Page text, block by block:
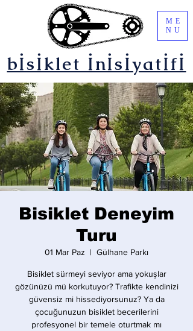
bİsİklet İnİsİyatİfİ
ME
NU
Bisiklet Deneyim
Turu
01 Mar Paz
  |
Gülhane Parkı
Bisiklet sürmeyi seviyor ama yokuşlar
gözünüzü mü korkutuyor? Trafikte kendinizi
güvensiz mi hissediyorsunuz? Ya da
çocuğunuzun bisiklet becerilerini
profesyonel bir temele oturtmak mı